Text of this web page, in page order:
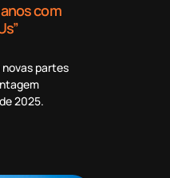
com
partes
2025.